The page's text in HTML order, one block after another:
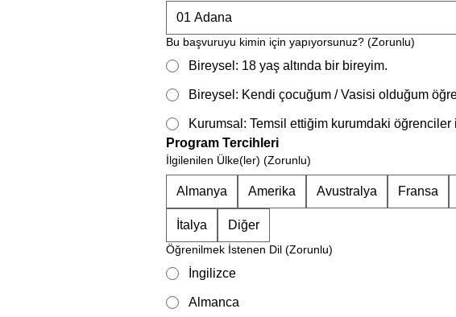
01 Adana
Bu başvuruyu kimin için yapıyorsunuz? (Zorunlu)
Bireysel: 18 yaş altında bir bireyim.
Bireysel: Kendi çocuğum / Vasisi olduğum
Kurumsal: Temsil ettiğim kurumdaki
Program Tercihleri
İlgilenilen Ülke(ler) (Zorunlu)
Almanya Amerika Avustralya Fransa
İtalya Diğer
Öğrenilmek İstenen Dil (Zorunlu)
İngilizce
Almanca